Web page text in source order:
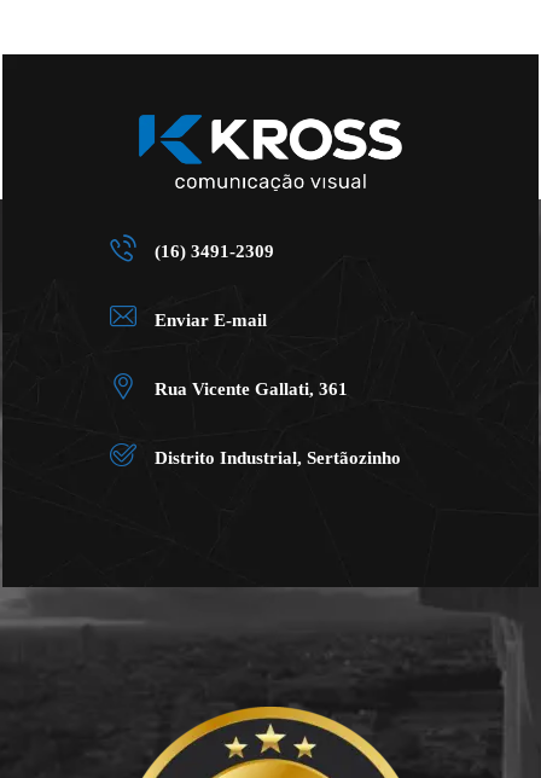
(16) 3491-2309
Enviar E-mail
Rua Vicente Gallati, 361
Distrito Industrial, Sertãozinho